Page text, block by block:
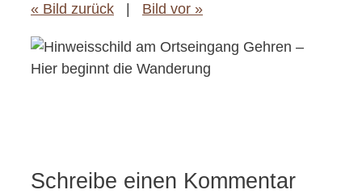
« Bild zurück
Bild vor »
Schreibe einen Kommentar